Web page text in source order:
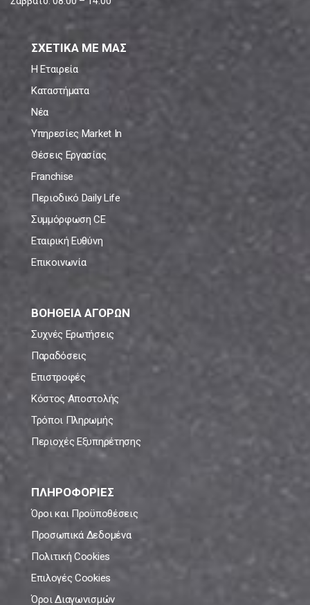
ΣΧΕΤΙΚΑ ΜΕ ΜΑΣ
Η Εταιρεία
Καταστήματα
Νέα
Υπηρεσίες Market In
Θέσεις Εργασίας
Franchise
Περιοδικό Daily Life
Συμμόρφωση CE
Εταιρική Ευθύνη
Επικοινωνία
ΒΟΗΘΕΙΑ ΑΓΟΡΩΝ
Συχνές Ερωτήσεις
Παραδόσεις
Επιστροφές
Κόστος Αποστολής
Τρόποι Πληρωμής
Περιοχές Εξυπηρέτησης
ΠΛΗΡΟΦΟΡΙΕΣ
Όροι και Προϋποθέσεις
Προσωπικά Δεδομένα
Πολιτική Cookies
Επιλογές Cookies
Όροι Διαγωνισμών